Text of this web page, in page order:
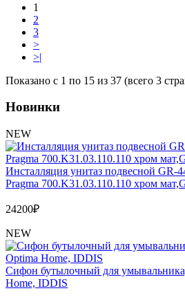
1
2
3
>
>|
Показано с 1 по 15 из 37 (всего 3
Новинки
NEW
Инсталляция унитаз подвесной GR-
Pragma 700.K31.03.110.110 хром
24200₽
NEW
Сифон бутылочный для
Home, IDDIS